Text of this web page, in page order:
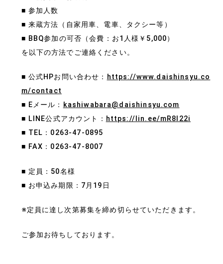
■ 参加人数
■ 来蔵方法（自家用車、電車、タクシー等）
■ BBQ参加の可否（会費：お1人様￥5,000）
を以下の方法でご連絡ください。
■ 公式HPお問い合わせ： https://www.daishinsyu.co
m/contact
■ Eメール： kashiwabara@daishinsyu.com
■ LINE公式アカウント： https://lin.ee/mR8l22i
■ TEL：0263-47-0895
■ FAX：0263-47-8007
■ 定員：50名様
■ お申込み期限：7月19日
※定員に達し次第募集を締め切らせていただきます。
ご参加お待ちしております。